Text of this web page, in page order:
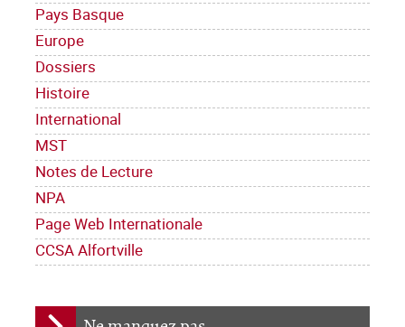
Pays Basque
Europe
Dossiers
Histoire
International
MST
Notes de Lecture
NPA
Page Web Internationale
CCSA Alfortville